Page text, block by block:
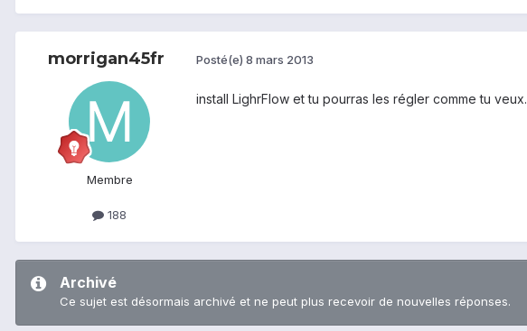
morrigan45fr
Membre
188
Posté(e) 8 mars 2013
install LighrFlow et tu pourras les régler comme tu veux.
Archivé
Ce sujet est désormais archivé et ne peut plus recevoir de nouvelles réponses.